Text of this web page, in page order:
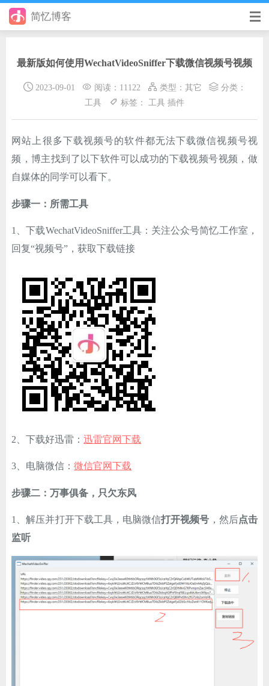
简忆博客
前端
手册
日记
其它
在线工具
优秀个人博客
省钱帮
ChatGPT
登录
最新版如何使用WechatVideoSniffer下载微信视频号视频
2023-09-01 阅读：11122 类型： 其它
分类：
工具
标签： 工具 插件
网站上很多下载视频号的软件都无法下载微信视频号视
频，博主找到了以下软件可以成功的下载视频号视频，做
自媒体的同学可以看下。
步骤一：所需工具
1、下载WechatVideoSniffer工具：关注公众号简忆工作室，
回复“视频号”，获取下载链接
2、下载好迅雷：迅雷官网下载
3、电脑微信：微信官网下载
步骤二：万事俱备，只欠东风
1、解压并打开下载工具，电脑微信打开视频号 ，然后点击
监听